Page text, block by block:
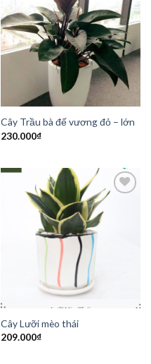
Add to
Wishlist
Cây Trầu bà đế vương đỏ – lớn
230.000₫
Cây Lưỡi mèo thái
209.000₫